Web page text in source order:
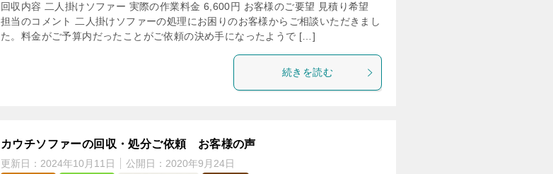
回収内容 二人掛けソファー 実際の作業料金 6,600円 お客様のご要望 見積り希望
担当のコメント 二人掛けソファーの処理にお困りのお客様からご相談いただきまし
た。料金がご予算内だったことがご依頼の決め手になったようで […]
続きを読む
カウチソファーの回収・処分ご依頼 お客様の声
更新日： 2024年10月11日 公開日： 2020年9月24日